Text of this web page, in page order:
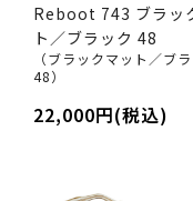
Reboot 743 ブラッ
ト／ブラック 48
（ブラックマット／ブ
48）
22,000円(税込)